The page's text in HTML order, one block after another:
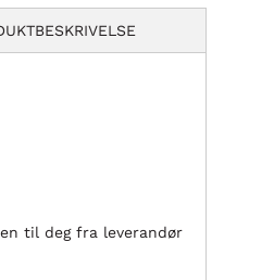
til deg fra leverandør